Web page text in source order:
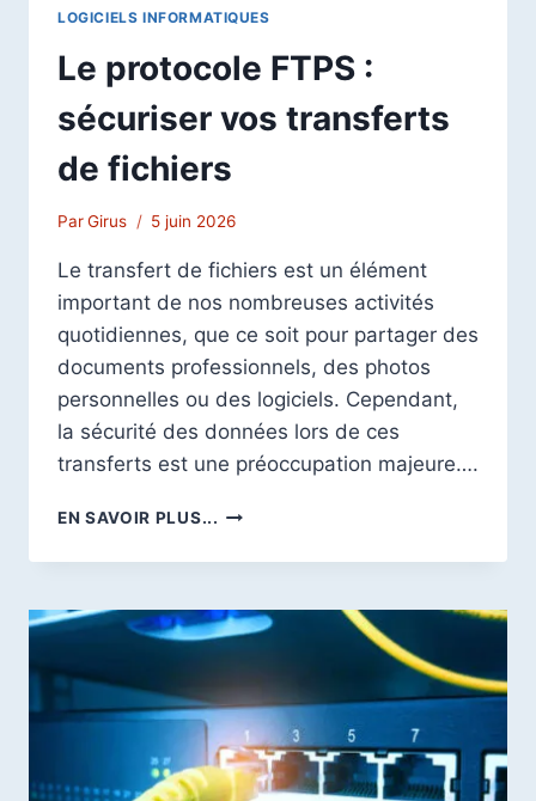
LOGICIELS INFORMATIQUES
Le protocole FTPS :
sécuriser vos transferts
de fichiers
ParGirus 5 juin 2026
Le transfert de fichiers est un élément
important de nos nombreuses activités
quotidiennes, que ce soit pour partager des
documents professionnels, des photos
personnelles ou des logiciels. Cependant,
la sécurité des données lors de ces
transferts est une préoccupation majeure….
EN SAVOIR PLUS... LE
FTPS
SÉCURISER
VOS
DE
FICHIERS